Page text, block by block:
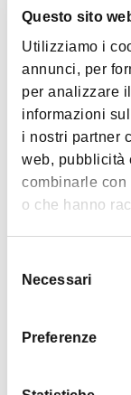
Questo sito
Utilizziamo i
annunci, per
per analizzare
informazioni
i nostri partner
web, pubblicità
combinarle
o che hanno
delNecessari
Preferenze
Mortadella
Orari
Dalle 10.45 alle
Contatti